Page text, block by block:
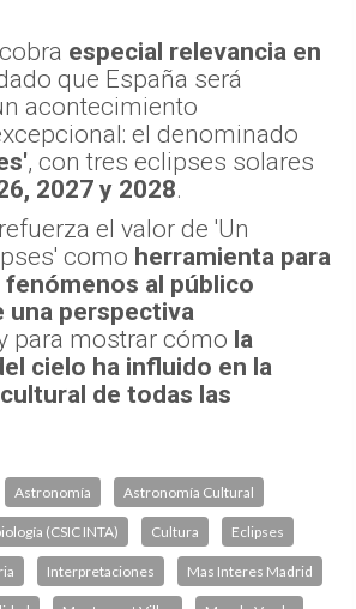
especial relevancia en
que España será
acontecimiento
el denominado
, con tres eclipses solares
2027 y 2028.
el valor de 'Un
como herramienta para
al público
una perspectiva
para mostrar cómo la
cielo ha influido en la
de todas las
Astronomía Astronomía Cultural
(CSIC INTA) Cultura Eclipses
Interpretaciones Mas Interes Madrid